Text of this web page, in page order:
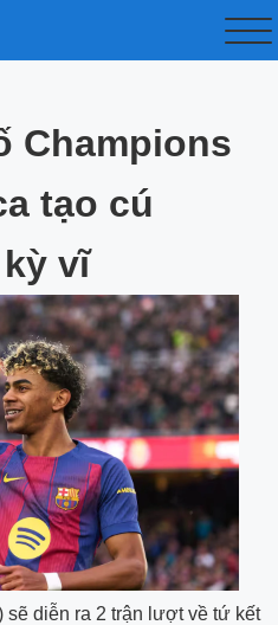
Champions
tạo cú
vĩ
sẽ diễn ra 2 trận lượt về tứ kết